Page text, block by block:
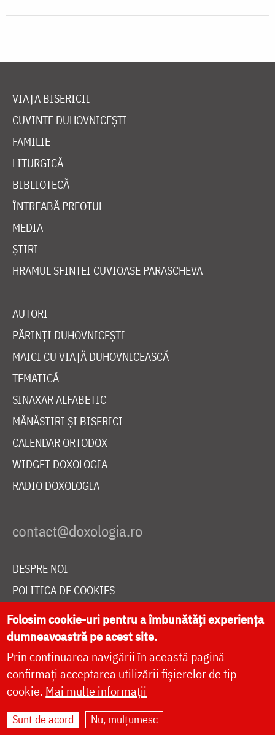
VIAȚA BISERICII
CUVINTE DUHOVNICEȘTI
FAMILIE
LITURGICĂ
BIBLIOTECĂ
ÎNTREABĂ PREOTUL
MEDIA
ȘTIRI
HRAMUL SFINTEI CUVIOASE PARASCHEVA
AUTORI
PĂRINȚI DUHOVNICEȘTI
MAICI CU VIAȚĂ DUHOVNICEASCĂ
TEMATICĂ
SINAXAR ALFABETIC
MĂNĂSTIRI ȘI BISERICI
CALENDAR ORTODOX
WIDGET DOXOLOGIA
RADIO DOXOLOGIA
DESPRE NOI
POLITICA DE COOKIES
DONEAZĂ ONLINE PENTRU CATEDRALA NAȚIONALĂ
LIVE
Site dezvoltat deDOXOLOGIA MEDIA
Folosim cookie-uri pentru a îmbunătăți experiența
dumneavoastră pe acest site.
Prin continuarea navigării în această pagină
confirmați acceptarea utilizării fișierelor de tip
cookie. Mai multe informații
Sunt de acord Nu, mulțumesc